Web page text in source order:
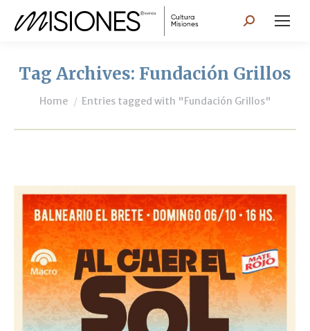
Search:
Tag Archives: Fundación Grillos
You are here:
Home Entries tagged with "Fundación Grillos"